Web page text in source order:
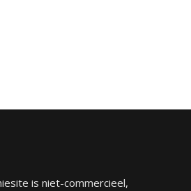
is niet-commercieel,